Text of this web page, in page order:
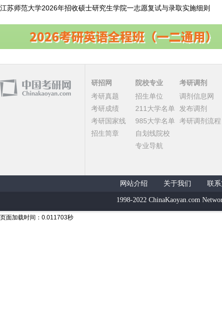
江苏师范大学2026年招收硕士研究生学院一志愿复试与录取实施细则
研招网
考研真题
考研成绩
考研国家线
招生简章
院校专业
招生单位
211大学名单
985大学名单
自划线院校
专业导航
考研调剂
调剂信息网
发布调剂
考研调剂流程
网站介绍 关于我们 联
1998-2022 ChinaKaoyan.com
页面加载时间：0.011703秒